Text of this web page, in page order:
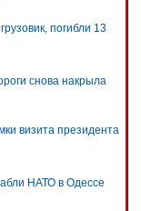
погибли 13
снова накрыла
визита президента
НАТО в Одессе